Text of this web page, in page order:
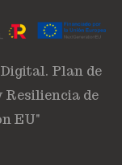
Plan de
Resiliencia de
EU"